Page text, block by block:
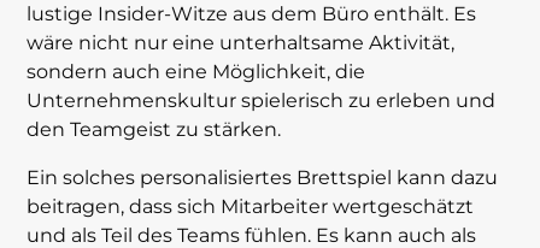
lustige Insider-Witze aus dem Büro enthält. Es
wäre nicht nur eine unterhaltsame Aktivität,
sondern auch eine Möglichkeit, die
Unternehmenskultur spielerisch zu erleben und
den Teamgeist zu stärken.
Ein solches personalisiertes Brettspiel kann dazu
beitragen, dass sich Mitarbeiter wertgeschätzt
und als Teil des Teams fühlen. Es kann auch als